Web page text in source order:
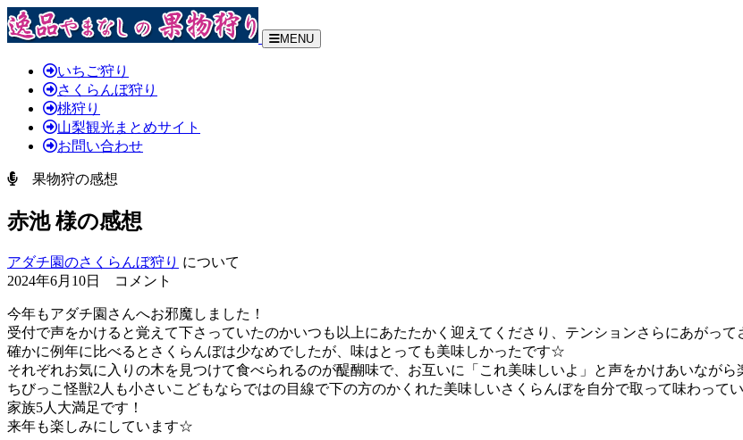
MENU
いちご狩り
さくらんぼ狩り
桃狩り
山梨観光まとめサイト
お問い合わせ
果物狩の感想
赤池 様の感想
アダチ園のさくらんぼ狩り について
2024年6月10日 コメント
今年もアダチ園さんへお邪魔しました！
受付で声をかけると覚えて下さっていたのかいつも以上にあたたかく迎えてくださり、テンションさらにあがって
確かに例年に比べるとさくらんぼは少なめでしたが、味はとっても美味しかったです☆
それぞれお気に入りの木を見つけて食べられるのが醍醐味で、お互いに「これ美味しいよ」と声をかけあいながら
ちびっこ怪獣2人も小さいこどもならではの目線で下の方のかくれた美味しいさくらんぼを自分で取って味わってい
家族5人大満足です！
来年も楽しみにしています☆